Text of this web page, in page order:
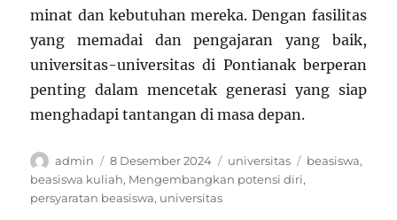
minat dan kebutuhan mereka. Dengan fasilitas
yang memadai dan pengajaran yang baik,
universitas-universitas di Pontianak berperan
penting dalam mencetak generasi yang siap
menghadapi tantangan di masa depan.
Author
admin
Posted
on
8 Desember 2024 Categories
universitas Tags
beasiswa,
beasiswa kuliah, Mengembangkan potensi diri,
persyaratan beasiswa, universitas